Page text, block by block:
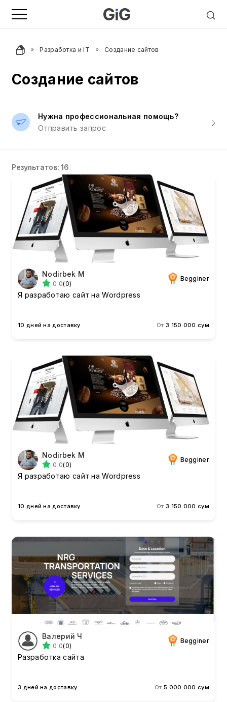
Разработка и IT Создание сайтов
Создание сайтов
Нужна профессиональная помощь?
Отправить запрос
Результатов: 16
Nodirbek M
0.0(0)
Begginer
Я разработаю сайт на Wordpress
10 дней на доставку От3 150 000 сум
Nodirbek M
0.0(0)
Begginer
Я разработаю сайт на Wordpress
10 дней на доставку От3 150 000 сум
Валерий Ч
0.0(0)
Begginer
Разработка сайта
3 дней на доставку От5 000 000 сум